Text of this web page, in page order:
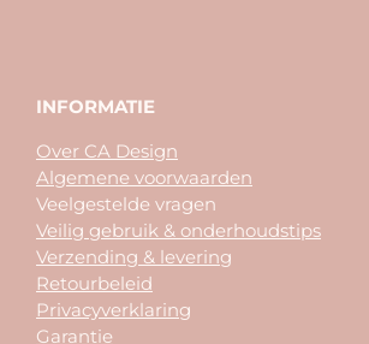
INFORMATIE
Over CA Design
Algemene voorwaarden
Veelgestelde vragen
Veilig gebruik & onderhoudstips
Verzending & levering
Retourbeleid
Privacyverklaring
Garantie